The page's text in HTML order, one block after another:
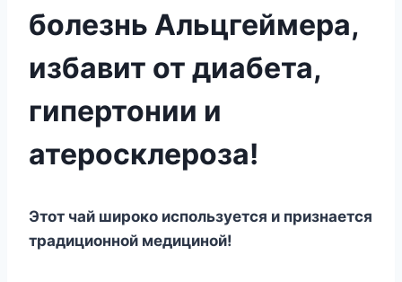
болезнь Альцгеймера,
избавит от диабета,
гипертонии и
атеросклероза!
Этот чай широко используется и признается
традиционной медициной!